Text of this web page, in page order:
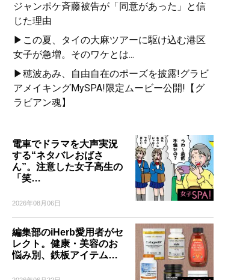
ジャンポケ斉藤被告が「同意があった」と信
じた理由
▶この夏、タイの大麻ツアーに駆け込む港区
女子が急増。そのワケとは...
▶穂波あみ、自由自在のポーズを披露!グラビ
アメイキングMySPA!限定ムービー公開!【グ
ラビアン魂】
電車でドラマを大声実況
する“ネタバレおばさ
ん”。注意した女子高生の
「笑…
2026年08月06日
編集部のiHerb愛用者がセ
レクト。健康・美容のお
悩み別、鉄板アイテム…